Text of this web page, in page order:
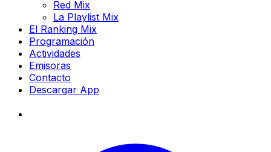
Red Mix
La Playlist Mix
El Ranking Mix
Programación
Actividades
Emisoras
Contacto
Descargar App